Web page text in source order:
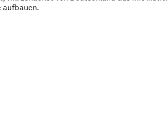
aufbauen.